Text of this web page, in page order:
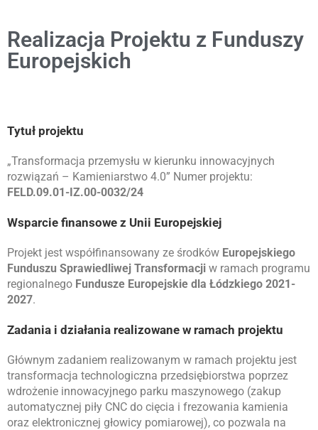
Realizacja Projektu z Funduszy
Europejskich
Tytuł projektu
„Transformacja przemysłu w kierunku innowacyjnych
rozwiązań – Kamieniarstwo 4.0” Numer projektu:
FELD.09.01-IZ.00-0032/24
Wsparcie finansowe z Unii Europejskiej
Projekt jest współfinansowany ze środków Europejskiego
Funduszu Sprawiedliwej Transformacji w ramach programu
regionalnego Fundusze Europejskie dla Łódzkiego 2021-
2027.
Zadania i działania realizowane w ramach projektu
Głównym zadaniem realizowanym w ramach projektu jest
transformacja technologiczna przedsiębiorstwa poprzez
wdrożenie innowacyjnego parku maszynowego (zakup
automatycznej piły CNC do cięcia i frezowania kamienia
oraz elektronicznej głowicy pomiarowej), co pozwala na